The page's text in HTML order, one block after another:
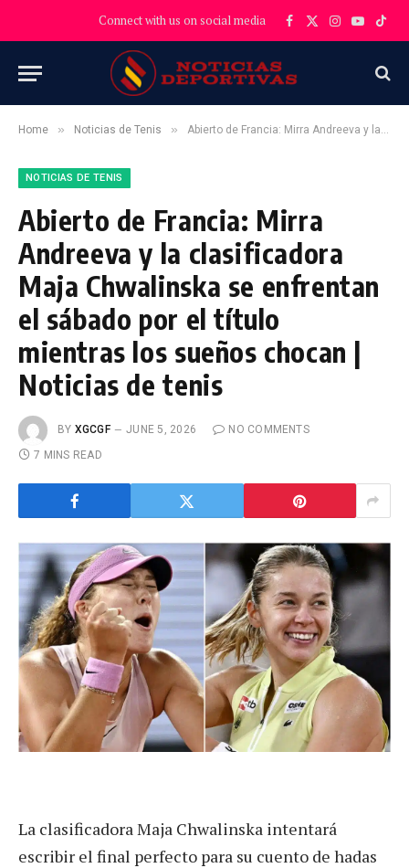
Connect with us on social media Facebook
X
Instagram
YouTube
Home » Noticias de Tenis » Abierto de Francia: Mirra Andreeva y la clasificadora Maja Chwalinska se enfrentan el sábado por el título mientras los sueños chocan | Noticias de tenis
NOTICIAS DE TENIS
Abierto de Francia: Mirra
Andreeva y la clasificadora
Maja Chwalinska se enfrentan
el sábado por el título
mientras los sueños chocan |
Noticias de tenis
BY XGCGF JUNE 5, 2026
NO COMMENTS
7 MINS READ
La clasificadora Maja Chwalinska intentará
escribir el final perfecto para su cuento de hadas